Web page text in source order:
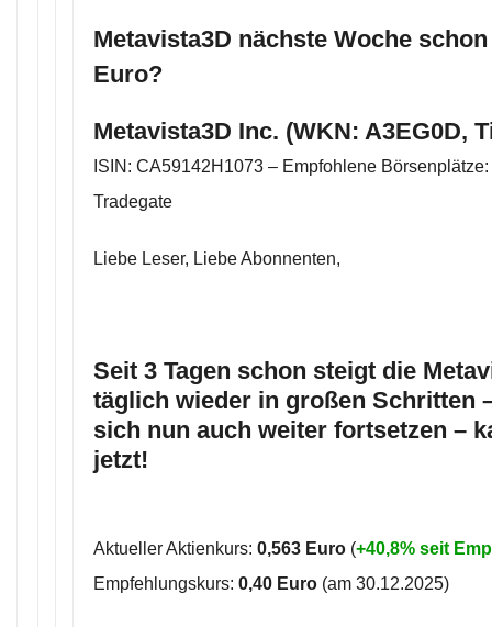
Metavista3D nächste Woche
Euro?
Metavista3D Inc. (WKN: A3EG0D,
ISIN: CA59142H1073 – Empfohlene
Tradegate
Liebe Leser, Liebe Abonnenten,
Seit 3 Tagen schon steigt die
täglich wieder in großen Schritten
sich nun auch weiter fortsetzen –
jetzt!
Aktueller Aktienkurs: 0,563 Euro (+40,8% seit
Empfehlungskurs: 0,40 Euro (am 30.12.2025)